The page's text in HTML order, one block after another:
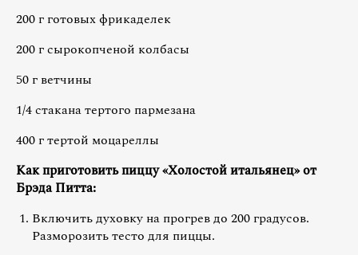
200 г готовых фрикаделек
200 г сырокопченой колбасы
50 г ветчины
1/4 стакана тертого пармезана
400 г тертой моцареллы
Как приготовить пиццу «Холостой итальянец» от
Брэда Питта:
Включить духовку на прогрев до 200 градусов.
Разморозить тесто для пиццы.